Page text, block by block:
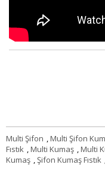
Multi Şifon ,Multi Şifon
Fıstık ,Multi Kumaş ,Multi
Kumaş ,Şifon Kumaş Fıstık